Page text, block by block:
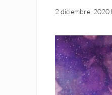
2 diciembre, 2020